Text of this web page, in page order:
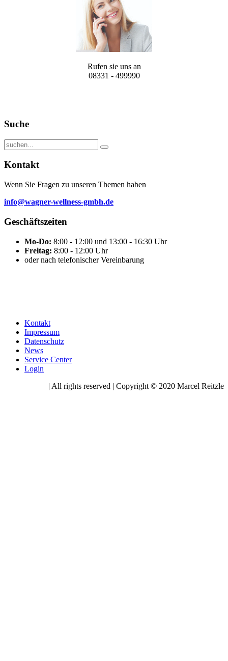
Rufen sie uns an
08331 - 499990
Suche
Kontakt
Wenn Sie Fragen zu unseren Themen haben
info@wagner-wellness-gmbh.de
Geschäftszeiten
Mo-Do: 8:00 - 12:00 und 13:00 - 16:30 Uhr
Freitag: 8:00 - 12:00 Uhr
oder nach telefonischer Vereinbarung
Kontakt
Impressum
Datenschutz
News
Service Center
Login
| All rights reserved | Copyright © 2020 Marcel Reitzle